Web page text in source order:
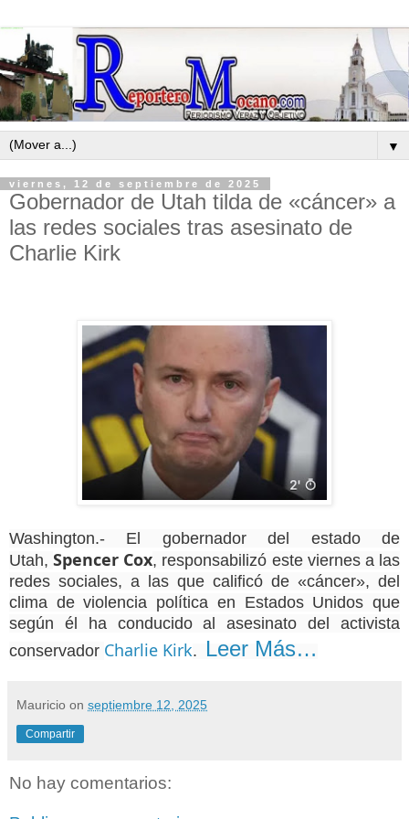
▼
viernes, 12 de septiembre de 2025
Gobernador de Utah tilda de «cáncer» a
las redes sociales tras asesinato de
Charlie Kirk
Washington.- El gobernador del estado de
Utah,Spencer Cox, responsabilizó este viernes a las
redes sociales, a las que calificó de «cáncer», del
clima de violencia política en Estados Unidos que
según él ha conducido al asesinato del activista
conservador Charlie Kirk. Leer Más…
Mauricio on septiembre 12, 2025
Compartir
No hay comentarios: